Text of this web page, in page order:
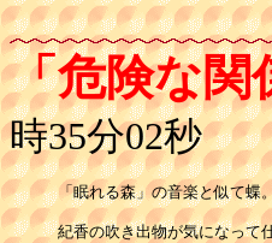
「危険な関
時35分02秒
「眠れる森」の音楽と似て蝶
紀香の吹き出物が気になって